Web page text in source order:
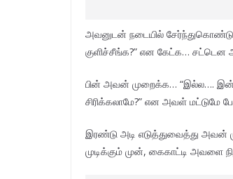
அவனுடன் நடையில்
குளிச்சீங்க?” என கேட்க… சட்டென
பின் அவன் முறைக்க… “இல்ல….
சிரிக்கலாமே?” என அவள்
இரண்டு அடி எடுத்துவைத்து அவன்
முடிக்கும் முன், கைகாட்டி அவளை